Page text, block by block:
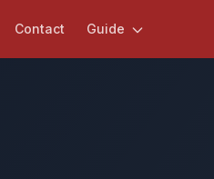
Contact Guide